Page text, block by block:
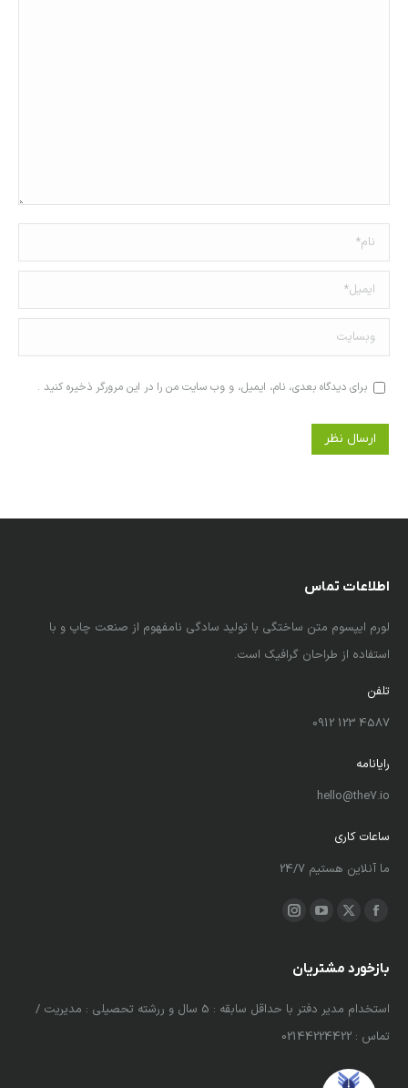
نام *
ایمیل *
وبسایت
برای دیدگاه بعدی، نام، ایمیل، و وب سایت من را در این مرورگر ذخیره کنید .
ارسال نظر
اطلاعات تماس
لورم ایپسوم متن ساختگی با تولید سادگی نامفهوم از صنعت چاپ و با
استفاده از طراحان گرافیک است.
تلفن
4587 123 0912
رایانامه
hello@the7.io
ساعات کاری
ما آنلاین هستیم 24/7
ما را دنبال کنید در:
فیسبوک
کردن
در
پنجره
X
کردن
در
پنجره
یوتیوب
کردن
در
پنجره
اینستاگرام
کردن
در
پنجره
بازخورد مشتریان
استخدام مدیر دفتر با حداقل سابقه : 5 سال و ررشته تحصیلی : مدیریت /
تماس : 02144224422